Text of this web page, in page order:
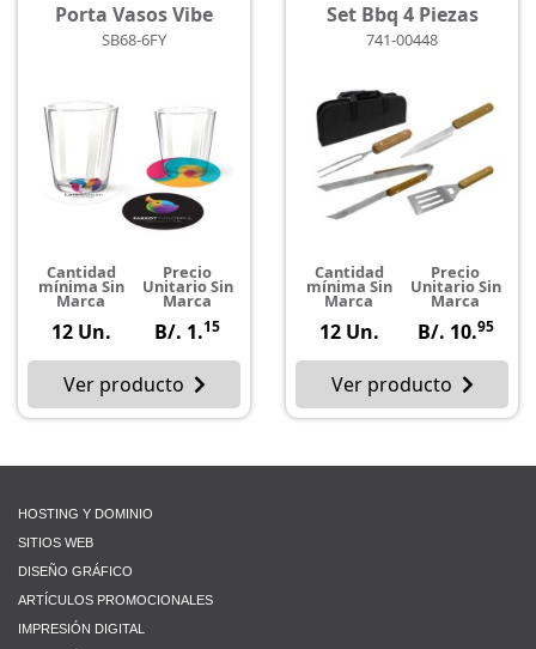
Porta Vasos Vibe
SB68-6FY
Cantidad
mínima Sin
Marca
12 Un.
Precio
Unitario Sin
Marca
B/. 1.15
Ver producto
Set Bbq 4 Piezas
741-00448
Cantidad
mínima Sin
Marca
12 Un.
Precio
Unitario Sin
Marca
B/. 10.95
Ver producto
HOSTING Y DOMINIO
SITIOS WEB
DISEÑO GRÁFICO
ARTÍCULOS PROMOCIONALES
IMPRESIÓN DIGITAL